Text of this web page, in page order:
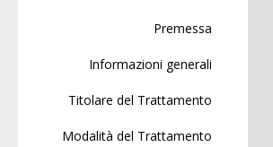
Premessa
Informazioni generali
Titolare del Trattamento
Modalità del Trattamento